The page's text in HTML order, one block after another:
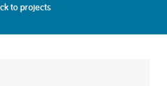
to projects